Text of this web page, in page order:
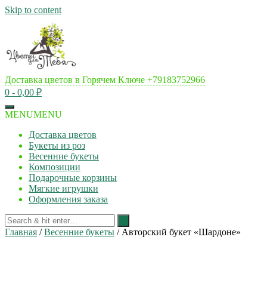
Skip to content
Доставка цветов в Горячем Ключе +79183752966
0 - 0,00 ₽
MENUMENU
Доставка цветов
Букеты из роз
Весенние букеты
Композиции
Подарочные корзины
Мягкие игрушки
Оформления заказа
Главная /Весенние букеты / Авторский букет «Шардоне»